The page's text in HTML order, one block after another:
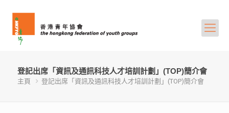
登記出席「資訊及通訊科技人才培訓計劃」(TOP)簡介會
主頁 登記出席「資訊及通訊科技人才培訓計劃」(TOP)簡介會